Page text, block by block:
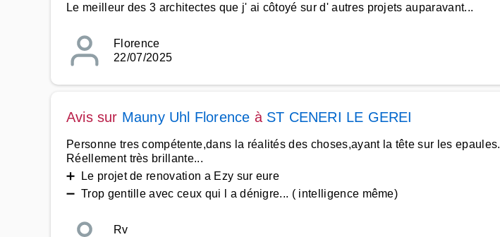
Le meilleur des 3 architectes que j' ai côtoyé sur d' autres projets auparavant...
Florence
22/07/2025
Avis sur Mauny Uhl Florence à ST CENERI LE GEREI
Personne tres compétente,dans la réalités des choses,ayant la tête sur les epaules.
Réellement très brillante...
➕ Le projet de renovation a Ezy sur eure
➖ Trop gentille avec ceux qui l a dénigre... ( intelligence même)
Rv